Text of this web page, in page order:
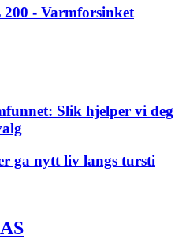
- Varmforsinket
Slik hjelper vi deg
ga nytt liv langs tursti